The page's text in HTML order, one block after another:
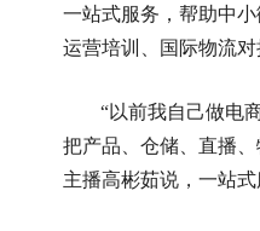
一站式服务，帮助中
运营培训、国际物流
“以前我自己做电
把产品、仓储、直播
主播高彬茹说，一站